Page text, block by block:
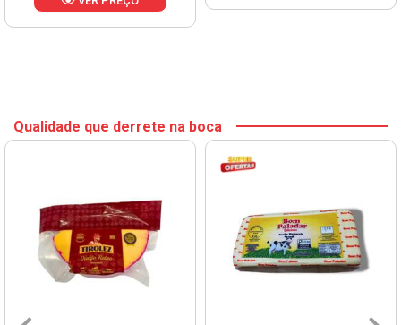
Qualidade que derrete na boca